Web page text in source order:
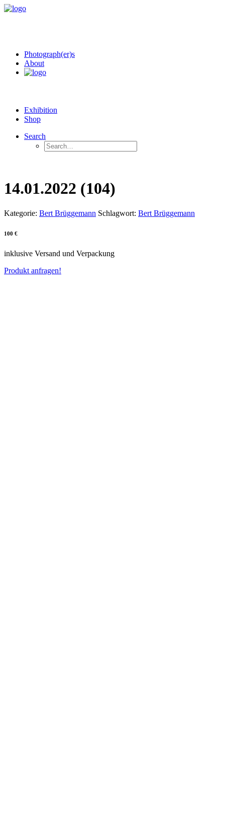
Photograph(er)s
About
Exhibition
Shop
Search
14.01.2022 (104)
Kategorie: Bert Brüggemann Schlagwort: Bert Brüggemann
100 €
inklusive Versand und Verpackung
Produkt anfragen!